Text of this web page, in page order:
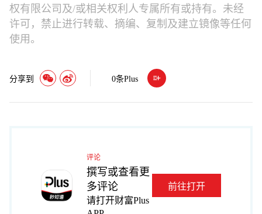
权有限公司及/或相关权利人专属所有或持有。未经
许可，禁止进行转载、摘编、复制及建立镜像等任何
使用。
分享到 0条Plus
评论
撰写或查看更
多评论
请打开财富Plus
前往打开